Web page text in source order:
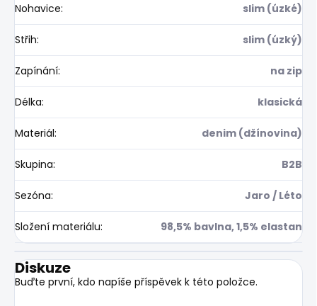
Nohavice: slim (úzké)
Střih: slim (úzký)
Zapínání: na zip
Délka: klasická
Materiál: denim (džínovina)
Skupina: B2B
Sezóna: Jaro / Léto
Složení materiálu: 98,5% bavlna, 1,5% elastan
Diskuze
Buďte první, kdo napíše příspěvek k této položce.